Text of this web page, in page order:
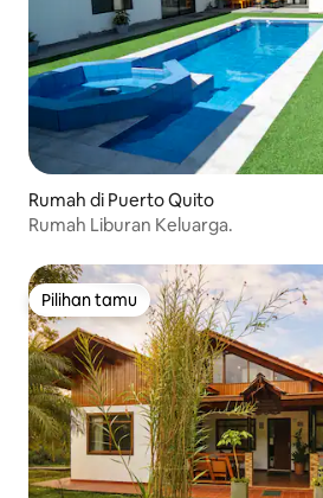
Rumah di Puerto Quito
Rumah Liburan Keluarga.
Pilihan tamu
Pilihan tamu